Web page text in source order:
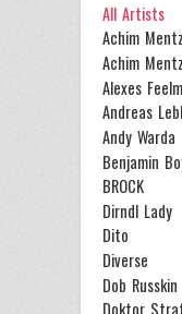
All Artists
Achim
Achim
Alexes
Andreas
Andy Warda
Benjamin
BROCK
Dirndl Lady
Dito
Diverse
Dob Russkin